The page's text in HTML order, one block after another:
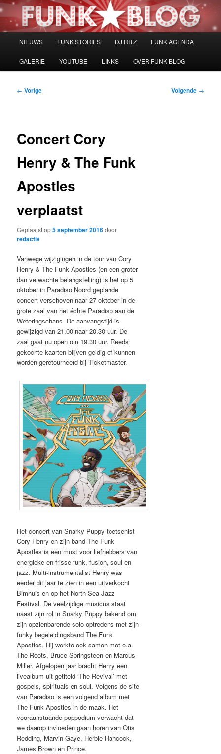
Spring
naar
NIEUWS FUNK STORIES DJ RITZ FUNK AGENDA
GALERIE YOUTUBE LINKS OVER FUNK BLOG
Bericht
← Vorige Volgende →
Concert Cory
Henry & The Funk
Apostles
verplaatst
Geplaatst op5 september 2016door
redactie
Vanwege wijzigingen in de tour van Cory
Henry & The Funk Apostles (en een groter
dan verwachte belangstelling) is het op 5
oktober in Paradiso Noord geplande
concert verschoven naar 27 oktober in de
grote zaal van het échte Paradiso aan de
Weteringschans. De aanvangstijd is
gewijzigd van 21.00 naar 20.30 uur. De
zaal gaat nu open om 19.30 uur. Reeds
gekochte kaarten blijven geldig of kunnen
worden geretourneerd bij Ticketmaster.
Het concert van Snarky Puppy-toetsenist
Cory Henry en zijn band The Funk
Apostles is een must voor liefhebbers van
energieke en frisse funk, fusion, soul en
jazz. Multi-instrumentalist Henry was
eerder dit jaar te zien in een uitverkocht
Bimhuis en op het North Sea Jazz
Festival. De veelzijdige musicus staat
naast zijn rol in Snarky Puppy bekend om
zijn opzienbarende solo-optredens met zijn
funky begeleidingsband The Funk
Apostles. Hij werkte ook samen met o.a.
The Roots, Bruce Springsteen en Marcus
Miller. Afgelopen jaar bracht Henry een
livealbum uit getiteld ‘The Revival’ met
gospels, spirituals en soul. Volgens de site
van Paradiso is een volgend album met
The Funk Apostles in de maak. Het
vooraanstaande poppodium verwacht dat
we daarop invloeden gaan horen van Otis
Redding, Marvin Gaye, Herbie Hancock,
James Brown en Prince.